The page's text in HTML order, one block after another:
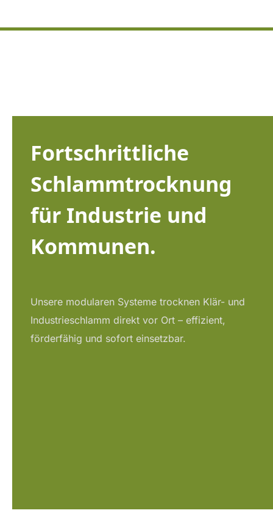
Fortschrittliche
Schlammtrocknung
für Industrie und
Kommunen.
Unsere modularen Systeme trocknen Klär- und
Industrieschlamm direkt vor Ort – effizient,
förderfähig und sofort einsetzbar.